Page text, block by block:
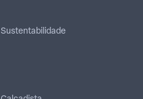
Sustentabilidade